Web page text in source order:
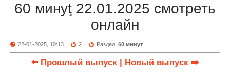
60 минуţ 22.01.2025 смотреть
онлайн
22-01-2025, 10:13 2 Раздел:60 минут
⬅️ Прошлый выпуск | Новый выпуск ➡️